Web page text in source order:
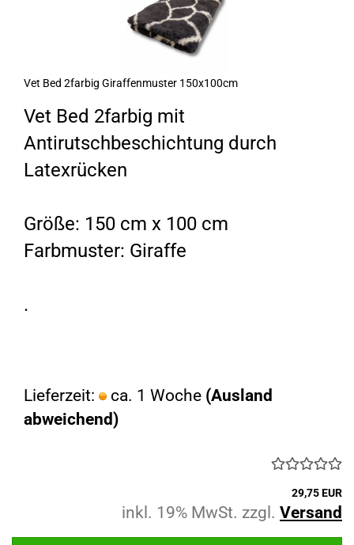
Vet Bed 2farbig Giraffenmuster 150x100cm
Vet Bed 2farbig mit
Antirutschbeschichtung durch
Latexrücken
Größe: 150 cm x 100 cm
Farbmuster: Giraffe
.
Lieferzeit: ca. 1 Woche (Ausland
abweichend)
29,75 EUR
inkl. 19% MwSt. zzgl. Versand